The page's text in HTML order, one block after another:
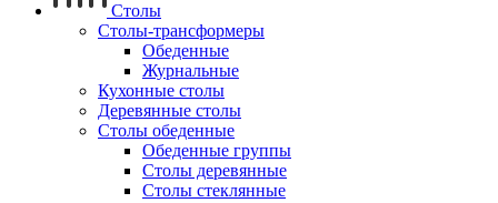
Столы
Столы-трансформеры
Обеденные
Журнальные
Кухонные столы
Деревянные столы
Столы обеденные
Обеденные группы
Столы деревянные
Столы стеклянные